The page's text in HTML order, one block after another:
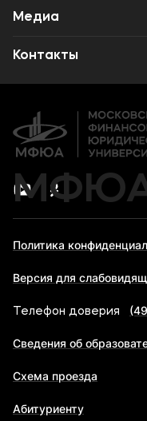
Среднее
Высшее образование
Дополнительное
Медиа
Объявления
Новости
Контакты
Политика
Версия для
Телефон доверия
Сведения об
Схема проезда
Абитуриенту